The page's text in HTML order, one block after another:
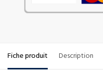
Fiche produit Description